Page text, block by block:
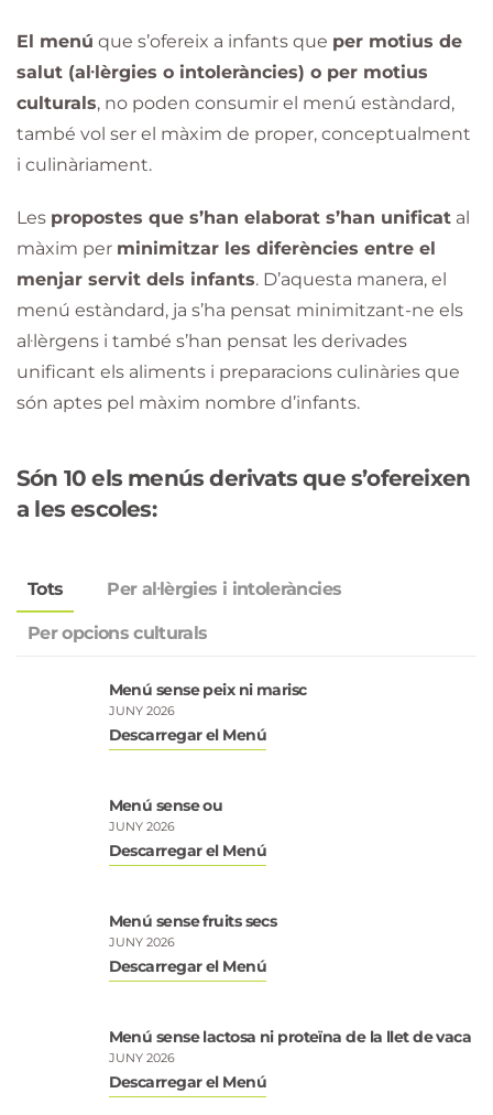
El menú que s’ofereix a infants que per motius de
salut (al·lèrgies o intoleràncies) o per motius
culturals, no poden consumir el menú estàndard,
també vol ser el màxim de proper, conceptualment
i culinàriament.
Les propostes que s’han elaborat s’han unificat al
màxim per minimitzar les diferències entre el
menjar servit dels infants. D’aquesta manera, el
menú estàndard, ja s’ha pensat minimitzant-ne els
al·lèrgens i també s’han pensat les derivades
unificant els aliments i preparacions culinàries que
són aptes pel màxim nombre d’infants.
Són 10 els menús derivats que s’ofereixen
a les escoles:
Tots Per al·lèrgies i intoleràncies
Per opcions culturals
Menú sense peix ni marisc
JUNY 2026
Descarregar el Menú
Menú sense ou
JUNY 2026
Descarregar el Menú
Menú sense fruits secs
JUNY 2026
Descarregar el Menú
Menú sense lactosa ni proteïna de la llet de vaca
JUNY 2026
Descarregar el Menú